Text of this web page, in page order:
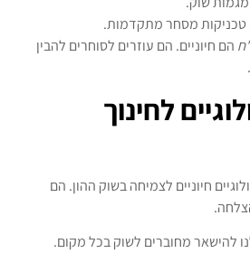
טכניקות מסחר מתקדמות.
הם חיוניים. הם עוזרים לסוחרים להבין
לחינוך
חיוניים לצמיחה בשוק ההון. הם
להישאר מחוברים לשוק בכל מקום.